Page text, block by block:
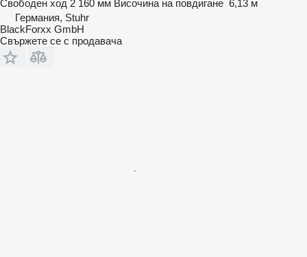
Свободен ход 2 160 мм Височина на повдигане 6,13 м
Германия, Stuhr
BlackForxx GmbH
Свържете се с продавача